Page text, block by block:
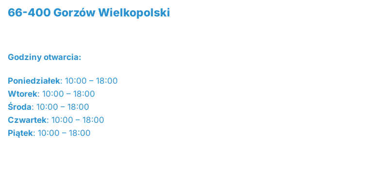
66-400 Gorzów Wielkopolski
Godziny otwarcia:
Poniedziałek: 10:00 – 18:00
Wtorek: 10:00 – 18:00
Środa: 10:00 – 18:00
Czwartek: 10:00 – 18:00
Piątek: 10:00 – 18:00